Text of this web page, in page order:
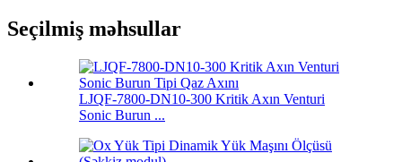
Seçilmiş məhsullar
LJQF-7800-DN10-300 Kritik Axın Venturi
Sonic Burun ...